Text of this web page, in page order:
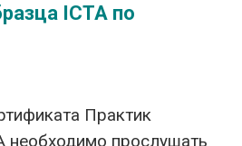
ICTA по
Практик
необходимо прослушать